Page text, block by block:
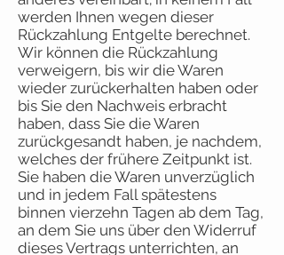
werden Ihnen wegen dieser
Rückzahlung Entgelte berechnet.
Wir können die Rückzahlung
verweigern, bis wir die Waren
wieder zurückerhalten haben oder
bis Sie den Nachweis erbracht
haben, dass Sie die Waren
zurückgesandt haben, je nachdem,
welches der frühere Zeitpunkt ist.
Sie haben die Waren unverzüglich
und in jedem Fall spätestens
binnen vierzehn Tagen ab dem Tag,
an dem Sie uns über den Widerruf
dieses Vertrags unterrichten, an